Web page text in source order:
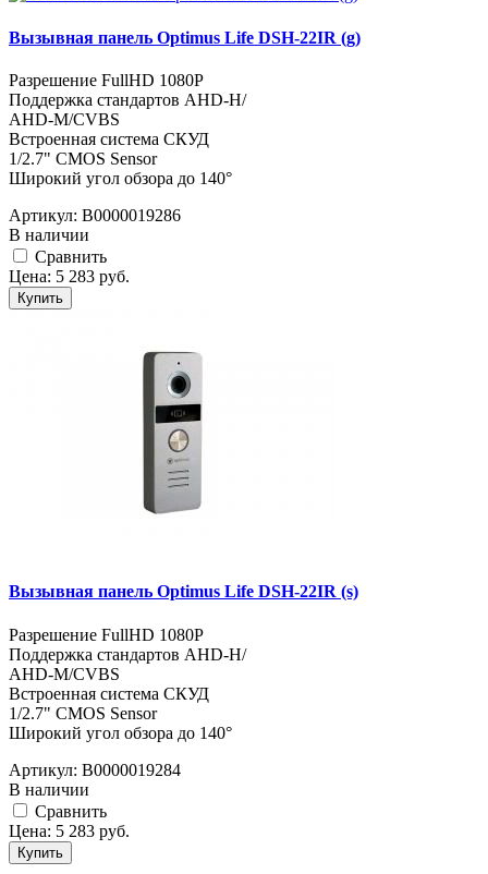
Вызывная панель Optimus Life DSH-22IR (g)
Разрешение FullHD 1080Р
Поддержка стандартов AHD-H/
AHD-M/CVBS
Встроенная система СКУД
1/2.7" CMOS Sensor
Широкий угол обзора до 140°
Артикул: В0000019286
В наличии
Cравнить
Цена: 5 283 руб.
Купить
Вызывная панель Optimus Life DSH-22IR (s)
Разрешение FullHD 1080Р
Поддержка стандартов AHD-H/
AHD-M/CVBS
Встроенная система СКУД
1/2.7" CMOS Sensor
Широкий угол обзора до 140°
Артикул: В0000019284
В наличии
Cравнить
Цена: 5 283 руб.
Купить